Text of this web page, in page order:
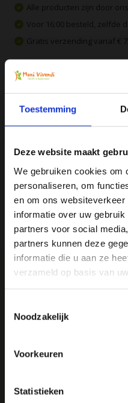
Toestemming
Deze website maakt
We gebruiken cookies om
personaliseren, om
en om ons
informatie over uw
partners voor social
partners kunnen deze
informatie die u aan ze
verzameld op basis van
Noodzakelijk
Voorkeuren
Statistieken
Alle producten zijn door
Voor 16:00 besteld, zelfde
Gratis verzending vanaf €
Specificaties
Reviews
Delen
Mani
bevorderen en klachten helpen
Ja, ik wil
Ontvang direct 5%
profiteer maandelijks
abonneren op
ons? Stuur een e-mail